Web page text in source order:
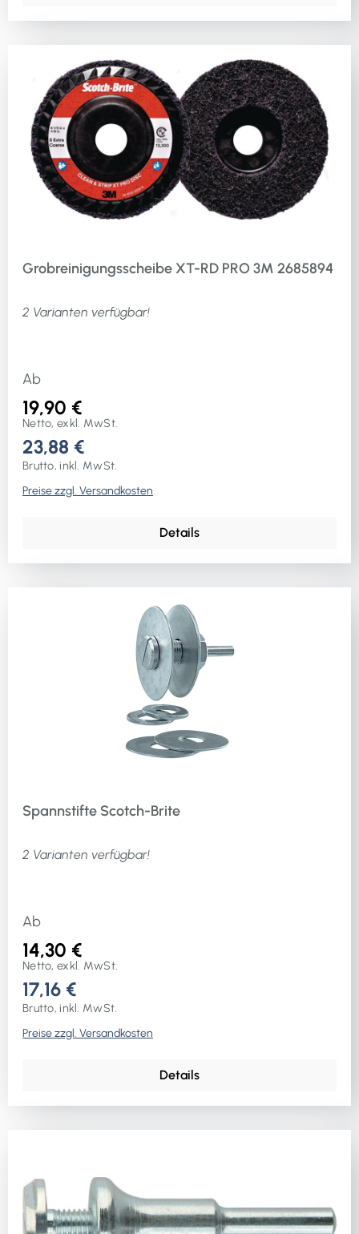
Grobreinigungsscheibe XT-RD PRO 3M 2685894
2 Varianten verfügbar!
Ab
19,90 €
Netto, exkl. MwSt.
23,88 €
Brutto, inkl. MwSt.
Preise zzgl. Versandkosten
Details
Spannstifte Scotch-Brite
2 Varianten verfügbar!
Ab
14,30 €
Netto, exkl. MwSt.
17,16 €
Brutto, inkl. MwSt.
Preise zzgl. Versandkosten
Details